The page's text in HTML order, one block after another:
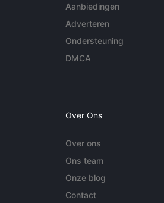
Aanbiedingen
Adverteren
Ondersteuning
DMCA
Over Ons
Over ons
Ons team
Onze blog
Contact